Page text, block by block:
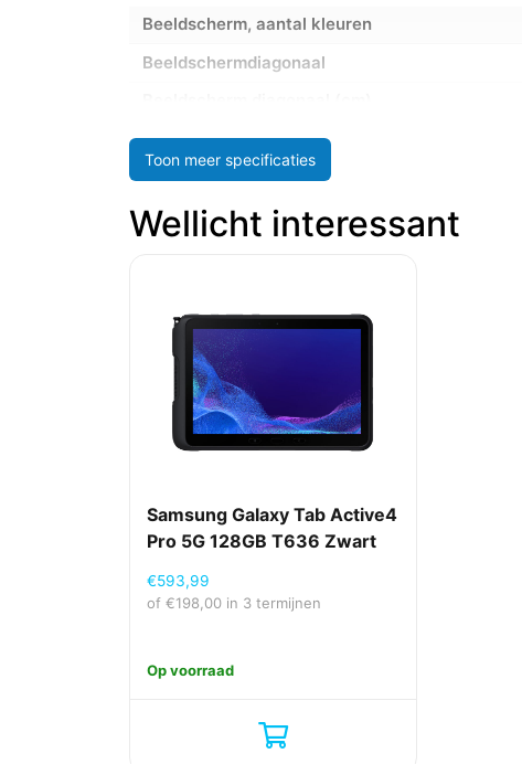
Beeldscherm, aantal kleuren
Beeldschermdiagonaal
HD type
Maximale refresh snelheid
Resolutie
Camera
Automatisch scherpstellen
Cameraflitser achterzijde
Camera voorzijde
Opnameresolutie
Resolutie camera achterzijde (numeriek)
Resolutie camera voorzijde (numeriek)
Type camera achterzijde
Ondersteund audioformaat
Toon meer specificaties
Wellicht interessant
Samsung Galaxy Tab Active4
Pro 5G 128GB T636 Zwart
€593,99
of €198,00 in 3 termijnen
Op voorraad